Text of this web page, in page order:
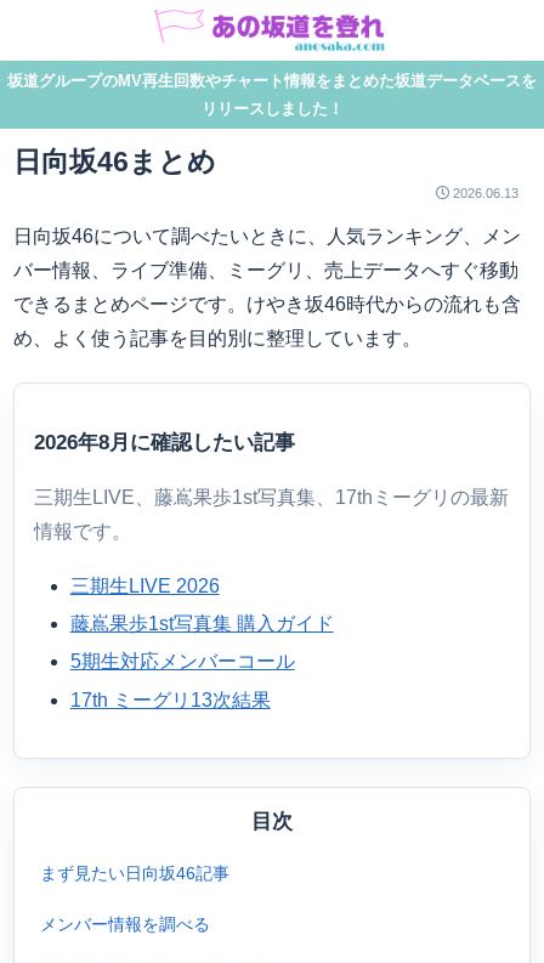
坂道グループのMV再生回数やチャート情報をまとめた坂道データベースを
リリースしました！
日向坂46まとめ
2026.06.13
日向坂46について調べたいときに、人気ランキング、メン
バー情報、ライブ準備、ミーグリ、売上データへすぐ移動
できるまとめページです。けやき坂46時代からの流れも含
め、よく使う記事を目的別に整理しています。
2026年8月に確認したい記事
三期生LIVE、藤嶌果歩1st写真集、17thミーグリの最新
情報です。
三期生LIVE 2026
藤嶌果歩1st写真集 購入ガイド
5期生対応メンバーコール
17th ミーグリ13次結果
目次
まず見たい日向坂46記事
メンバー情報を調べる